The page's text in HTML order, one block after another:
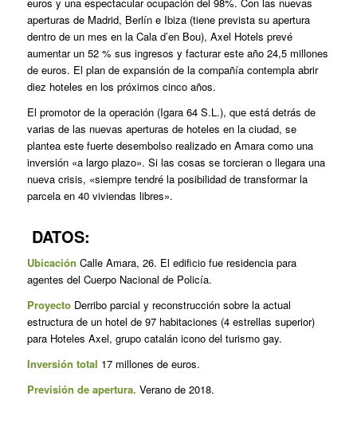
aperturas de Madrid, Berlín e Ibiza (tiene prevista su apertura
dentro de un mes en la Cala d’en Bou), Axel Hotels prevé
aumentar un 52 % sus ingresos y facturar este año 24,5 millones
de euros. El plan de expansión de la compañía contempla abrir
diez hoteles en los próximos cinco años.
El promotor de la operación (Igara 64 S.L.), que está detrás de
varias de las nuevas aperturas de hoteles en la ciudad, se
plantea este fuerte desembolso realizado en Amara como una
inversión «a largo plazo». Si las cosas se torcieran o llegara una
nueva crisis, «siempre tendré la posibilidad de transformar la
parcela en 40 viviendas libres».
DATOS:
Ubicación Calle Amara, 26. El edificio fue residencia para
agentes del Cuerpo Nacional de Policía.
ProyectoDerribo parcial y reconstrucción sobre la actual
estructura de un hotel de 97 habitaciones (4 estrellas superior)
para Hoteles Axel, grupo catalán icono del turismo gay.
Inversión total 17 millones de euros.
Previsión de apertura. Verano de 2018.